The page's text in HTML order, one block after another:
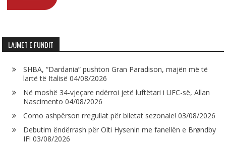
LAJMET E FUNDIT
SHBA, “Dardania” pushton Gran Paradison, majën më të
lartë të Italisë 04/08/2026
Në moshë 34-vjeçare ndërroi jetë luftëtari i UFC-së, Allan
Nascimento 04/08/2026
Como ashpërson rregullat për biletat sezonale! 03/08/2026
Debutim ëndërrash për Olti Hysenin me fanellën e Brøndby
IF! 03/08/2026